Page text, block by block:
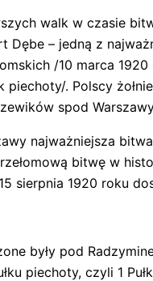
walk w czasie
Dębe – jedną z
/10 marca
piechoty/. Polscy
spod
najważniejsza
bitwę w
sierpnia 1920 roku
były pod
piechoty, czyli 1